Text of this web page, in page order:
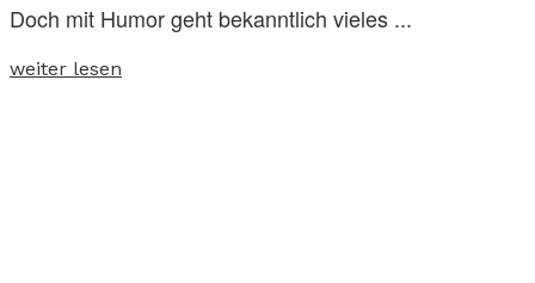
Doch mit Humor geht bekanntlich vieles ...
weiter lesen